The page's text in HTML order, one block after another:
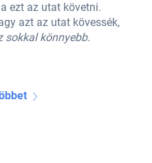
ezt az utat követni.
azt az utat kövessék,
sokkal könnyebb.